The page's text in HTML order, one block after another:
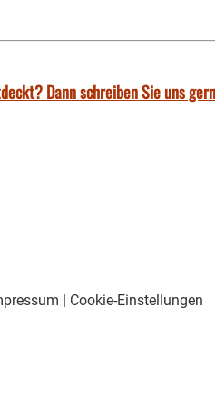
Dann schreiben Sie uns
| Cookie-Einstellungen